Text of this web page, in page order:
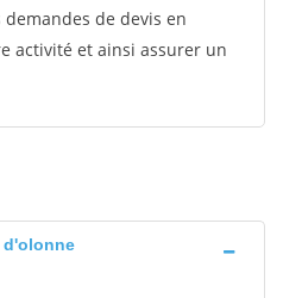
de devis en
activité et ainsi assurer un
d'olonne